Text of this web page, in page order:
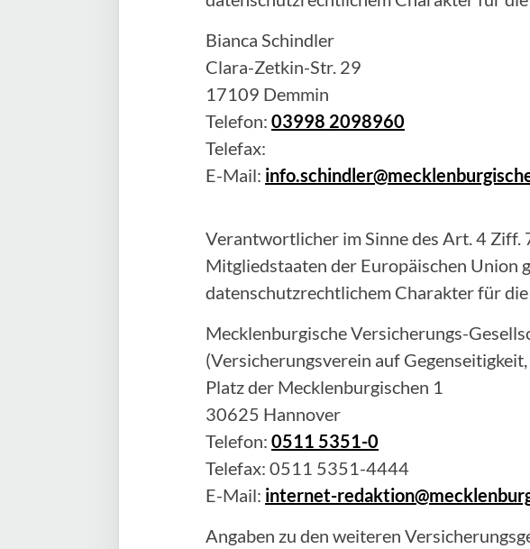
Bianca Schindler
Clara-Zetkin-Str. 29
17109 Demmin
Telefon: 03998 2098960
Telefax:
E-Mail:
Verantwortlicher im Sinne des Art. 4
Mitgliedstaaten der Europäischen Union
datenschutzrechtlichem Charakter für
Mecklenburgische Versicherungs-
(Versicherungsverein auf
Platz der Mecklenburgischen 1
30625 Hannover
Telefon: 0511 5351-0
Telefax: 0511 5351-4444
E-Mail: internet-
Angaben zu den weiteren